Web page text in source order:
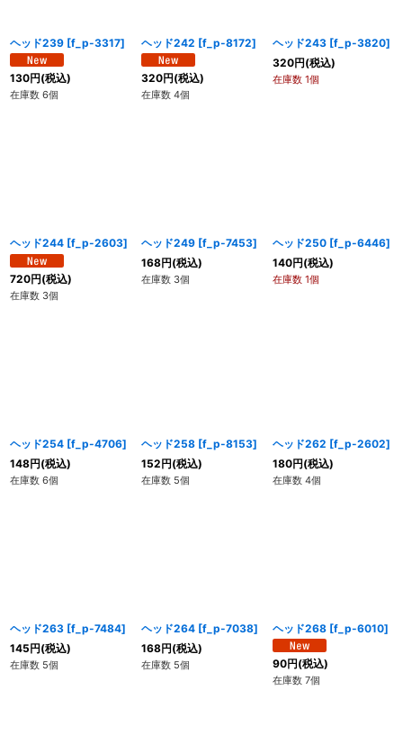
ヘッド239 [f_p-3317]
130円(税込)
在庫数 6個
ヘッド242 [f_p-8172]
320円(税込)
在庫数 4個
ヘッド243 [f_p-3820]
320円(税込)
在庫数 1個
ヘッド244 [f_p-2603]
720円(税込)
在庫数 3個
ヘッド249 [f_p-7453]
168円(税込)
在庫数 3個
ヘッド250 [f_p-6446]
140円(税込)
在庫数 1個
ヘッド254 [f_p-4706]
148円(税込)
在庫数 6個
ヘッド258 [f_p-8153]
152円(税込)
在庫数 5個
ヘッド262 [f_p-2602]
180円(税込)
在庫数 4個
ヘッド263 [f_p-7484]
145円(税込)
在庫数 5個
ヘッド264 [f_p-7038]
168円(税込)
在庫数 5個
ヘッド268 [f_p-6010]
90円(税込)
在庫数 7個